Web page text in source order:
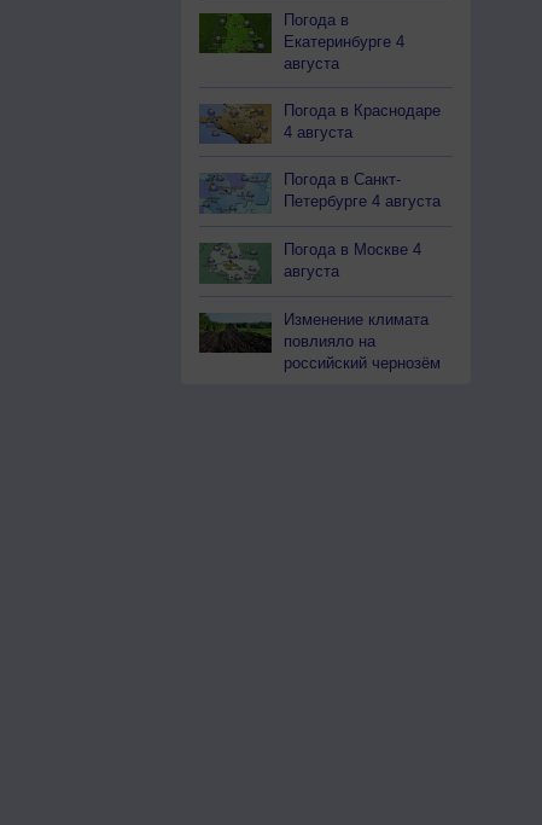
Погода в
Екатеринбурге 4
августа
Погода в Краснодаре
4 августа
Погода в Санкт-
Петербурге 4 августа
Погода в Москве 4
августа
Изменение климата
повлияло на
российский чернозём